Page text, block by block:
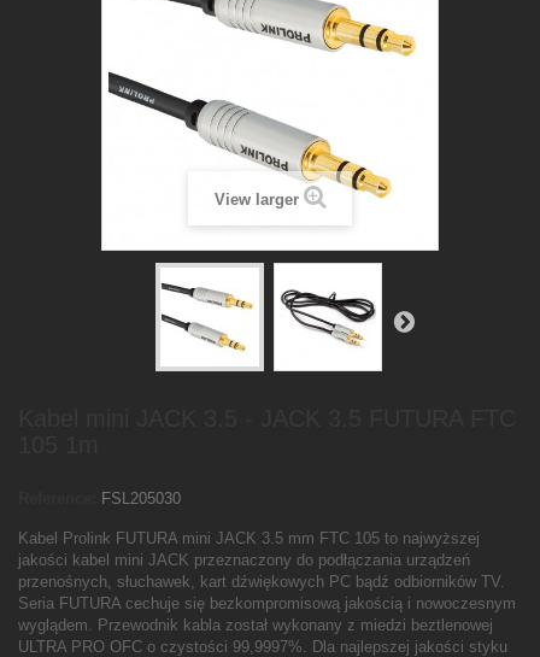
View larger
FSL205030
Kabel Prolink FUTURA mini JACK 3.5 mm FTC 105 to najwyższej
jakości kabel mini JACK przeznaczony do podłączania urządzeń
przenośnych, słuchawek, kart dźwiękowych PC bądź odbiorników TV.
Seria FUTURA cechuje się bezkompromisową jakością i nowoczesnym
wyglądem. Przewodnik kabla został wykonany z miedzi beztlenowej
ULTRA PRO OFC o czystości 99,9997%. Dla najlepszej jakości styku